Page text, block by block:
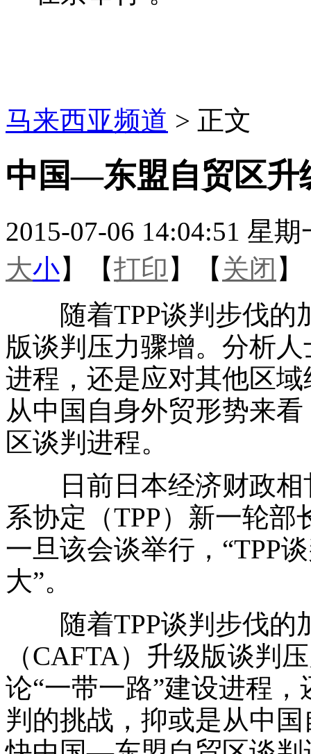
马来西亚频道 > 正文
中国—东盟自贸区升
2015-07-06 14:04:51
大小】【打印 】【 关闭 】
随着TPP谈判步伐的
版谈判压力骤增。分析
进程，还是应对其他区
从中国自身外贸形势来
区谈判进程。
日前日本经济财政相
系协定（TPP）新一轮
一旦该会谈举行，“TPP
大”。
随着TPP谈判步伐的
（CAFTA）升级版谈判
论“一带一路”建设进程
判的挑战，抑或是从中